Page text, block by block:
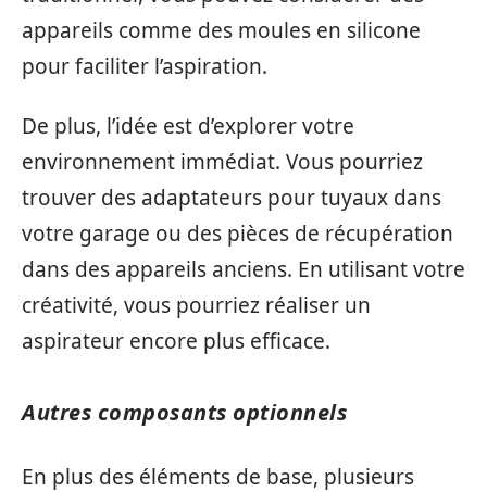
appareils comme des moules en silicone
pour faciliter l’aspiration.
De plus, l’idée est d’explorer votre
environnement immédiat. Vous pourriez
trouver des adaptateurs pour tuyaux dans
votre garage ou des pièces de récupération
dans des appareils anciens. En utilisant votre
créativité, vous pourriez réaliser un
aspirateur encore plus efficace.
Autres composants optionnels
En plus des éléments de base, plusieurs